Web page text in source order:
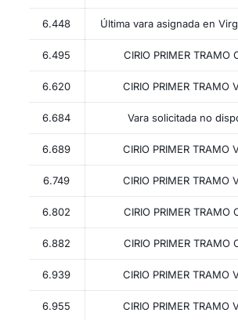
6.448 Última vara asignada en
6.495 CIRIO PRIMER TRAMO
6.620 CIRIO PRIMER TRAMO
6.684 Vara solicitada no
6.689 CIRIO PRIMER TRAMO
6.749 CIRIO PRIMER TRAMO
6.802 CIRIO PRIMER TRAMO
6.882 CIRIO PRIMER TRAMO
6.939 CIRIO PRIMER TRAMO
6.955 CIRIO PRIMER TRAMO